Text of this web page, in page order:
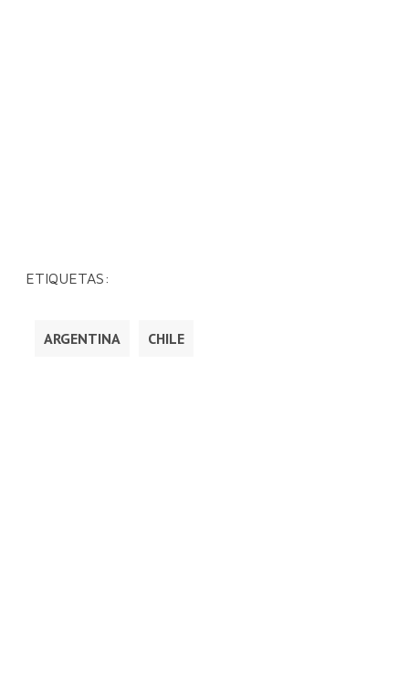
ETIQUETAS:
ARGENTINA CHILE